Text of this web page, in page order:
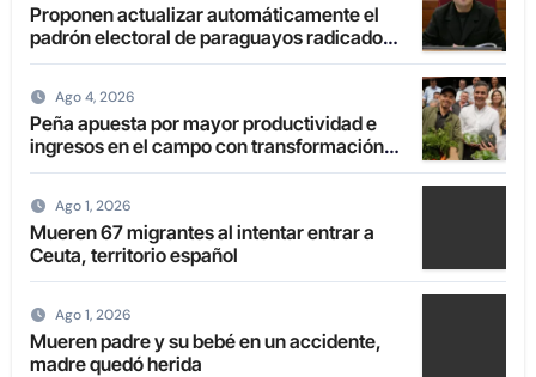
Proponen actualizar automáticamente el
padrón electoral de paraguayos radicados
en el extranjero
Ago 4, 2026
Peña apuesta por mayor productividad e
ingresos en el campo con transformación
de la agricultura familiar
Ago 1, 2026
Mueren 67 migrantes al intentar entrar a
Ceuta, territorio español
Ago 1, 2026
Mueren padre y su bebé en un accidente,
madre quedó herida